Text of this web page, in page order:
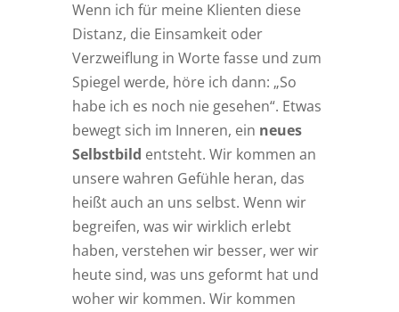
Wenn ich für meine Klienten diese
Distanz, die Einsamkeit oder
Verzweiflung in Worte fasse und zum
Spiegel werde, höre ich dann: „So
habe ich es noch nie gesehen“. Etwas
bewegt sich im Inneren, ein neues
Selbstbild entsteht. Wir kommen an
unsere wahren Gefühle heran, das
heißt auch an uns selbst. Wenn wir
begreifen, was wir wirklich erlebt
haben, verstehen wir besser, wer wir
heute sind, was uns geformt hat und
woher wir kommen. Wir kommen